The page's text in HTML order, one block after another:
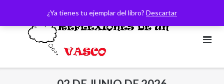
¿Ya tienes tu ejemplar del libro? Descartar
contenido